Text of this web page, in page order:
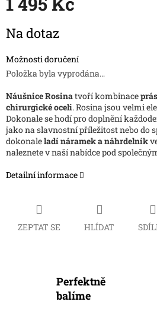
cena:
Na dotaz
Možnosti doručení
Položka byla vyprodána…
NáušniceRosinatvoří kombinace
chirurgické oceli. Rosina jsou velmi
Dokonale se hodí pro doplnění
jako na slavnostní příležitost nebo do
dokonaleladí náramek a náhrdelník
naleznete v naší nabídce pod
Detailní informace
ZEPTAT SE HLÍDAT
Perfektně
balíme